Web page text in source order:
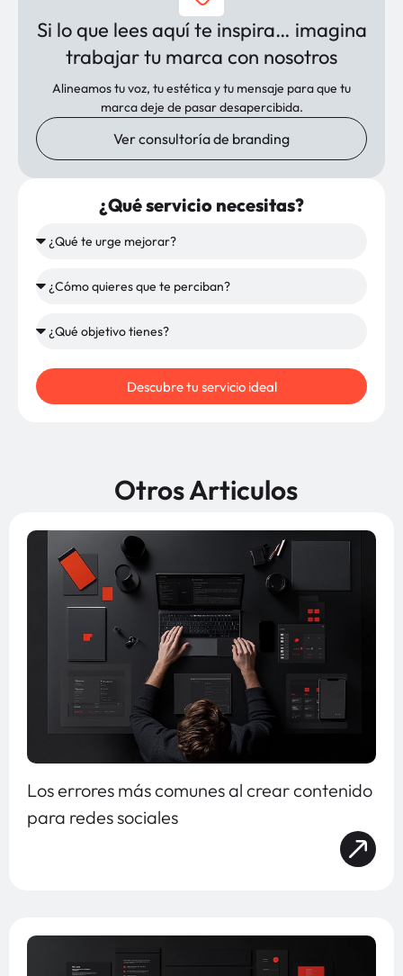
Si lo que lees aquí te inspira… imagina
trabajar tu marca con nosotros
Alineamos tu voz, tu estética y tu mensaje para que tu
marca deje de pasar desapercibida.
Ver consultoría de branding
¿Qué servicio necesitas?
Descubre tu servicio ideal
Otros Articulos
Los errores más comunes al crear contenido
para redes sociales